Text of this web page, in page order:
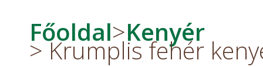
Főoldal>Kenyér
> Krumplis fehér